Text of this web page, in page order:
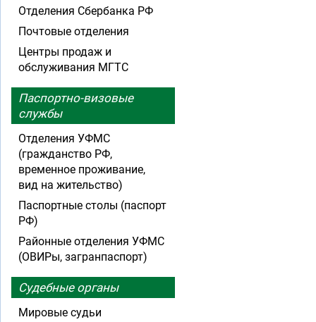
Отделения Сбербанка РФ
Почтовые отделения
Центры продаж и
обслуживания МГТС
Паспортно-визовые
службы
Отделения УФМС
(гражданство РФ,
временное проживание,
вид на жительство)
Паспортные столы (паспорт
РФ)
Районные отделения УФМС
(ОВИРы, загранпаспорт)
Судебные органы
Мировые судьи